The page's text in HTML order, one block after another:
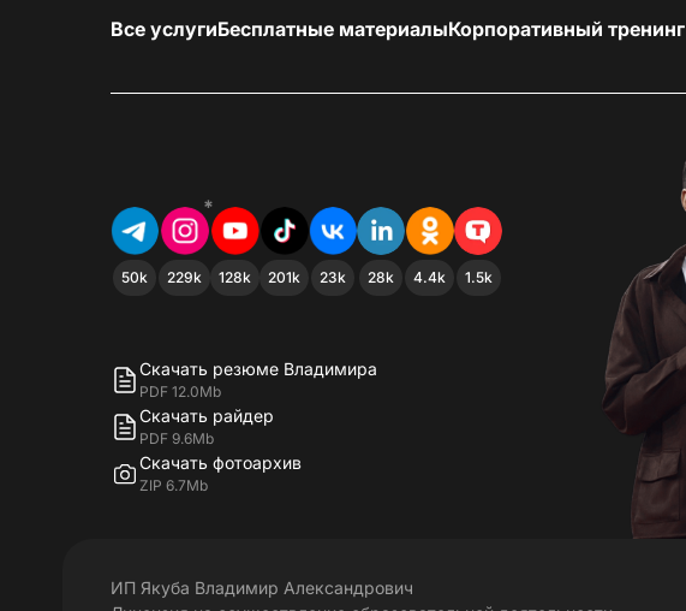
Все услугиБесплатные материалыКорпоративный тренинг
50k
*
229k 128k 201k 23k 28k 4.4k 1.5k
Скачать резюме Владимира
PDF 12.0Mb
Скачать райдер
PDF 9.6Mb
Скачать фотоархив
ZIP 6.7Mb
ИП Якуба Владимир Александрович